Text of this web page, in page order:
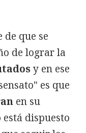
que se
de lograr la
y en ese
es que
en su
dispuesto